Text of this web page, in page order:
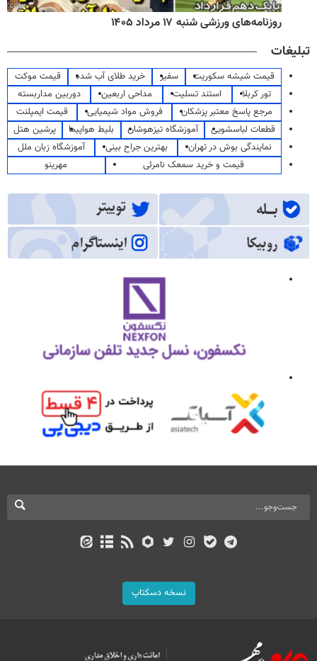
روزنامه‌های ورزشی شنبه ۱۷ مرداد ۱۴۰۵
تبلیغات
قیمت شیشه سکوریت سفیر خرید طلای آب شده
قیمت موکت
تور کربلا
استند تسلیت مداحی اربعین
دوربین مداربسته
مرجع پاسخ معتبر پزشکان
فروش مواد شیمیایی
قیمت ایمپلنت
قطعات لباسشویی
آموزشگاه تیزهوشان بلیط هواپیما
پرشین هتل
نمایندگی بوش در تهران
بهترین جراح بینی
آموزشگاه زبان ملل
قیمت و خرید سمعک نامرئی
مهرینو
نسخه دسکتاپ